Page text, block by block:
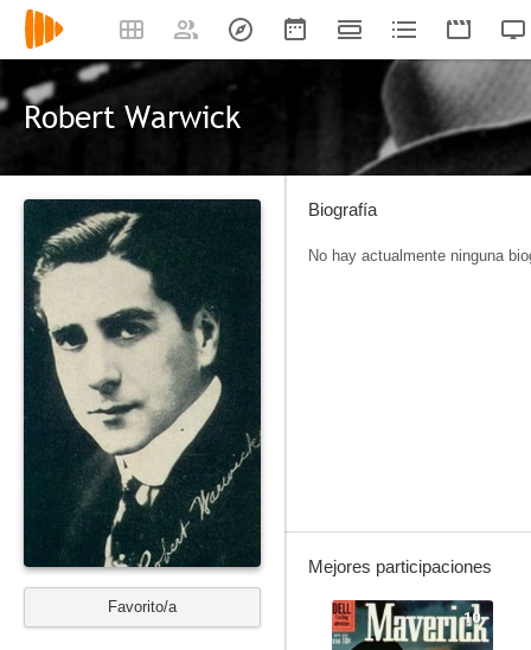
Robert Warwick
Favorito/a
Biografía
No hay actualmente ninguna
Mejores participaciones
10